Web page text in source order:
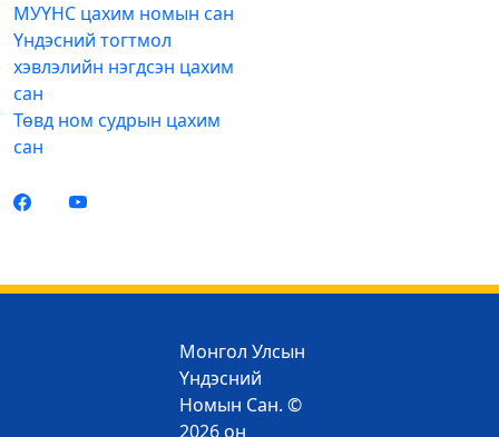
МУҮНС цахим номын сан
Үндэсний тогтмол
хэвлэлийн нэгдсэн цахим
сан
Төвд ном судрын цахим
сан
Монгол Улсын
Үндэсний
Номын Сан. ©
2026 он